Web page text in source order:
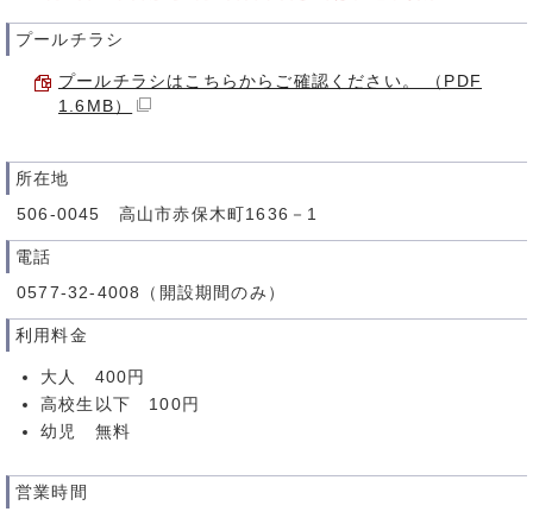
プールチラシ
プールチラシはこちらからご確認ください。 （PDF
1.6MB）
所在地
506-0045 高山市赤保木町1636－1
電話
0577-32-4008（開設期間のみ）
利用料金
大人 400円
高校生以下 100円
幼児 無料
営業時間